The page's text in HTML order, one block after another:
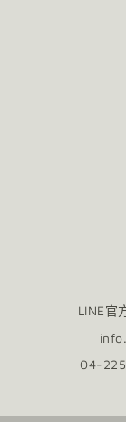
LINE官
04-